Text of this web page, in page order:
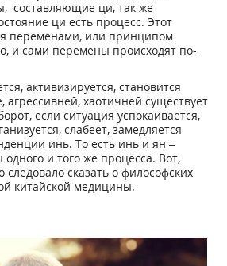
составляющие ци, так же
ци есть процесс. Этот
переменами, или принципом
и сами перемены происходят по-
активизируется, становится
хаотичней существует
если ситуация успокаивается,
слабеет, замедляется
инь. То есть инь и ян –
и того же процесса. Вот,
следовало сказать о философских
китайской медицины.